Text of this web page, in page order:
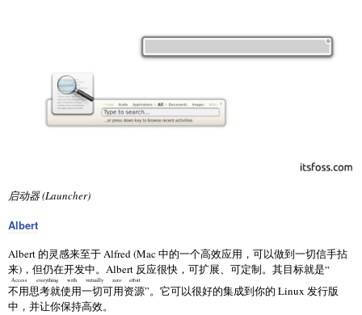
启动器 (Launcher)
Albert
Albert 的灵感来至于 Alfred (Mac 中的一个高效应用，可以做到一切信手拈
来)，但仍在开发中。Albert 反应很快，可扩展、可定制。其目标就是“
不用思考就使用一切可用资源
Access everything with virtually zero effort
”。它可以很好的集成到你的 Linux 发行版
中，并让你保持高效。